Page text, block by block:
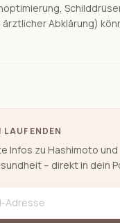
Abklärung)
LAUFENDEN
Infos zu Hashimoto und
– direkt in dein